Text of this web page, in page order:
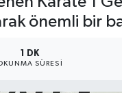
önemli bir
1 DK
SÜRESI